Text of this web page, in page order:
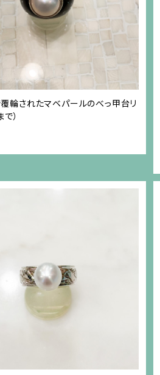
輪されたマベパールのべっ甲台リ
）